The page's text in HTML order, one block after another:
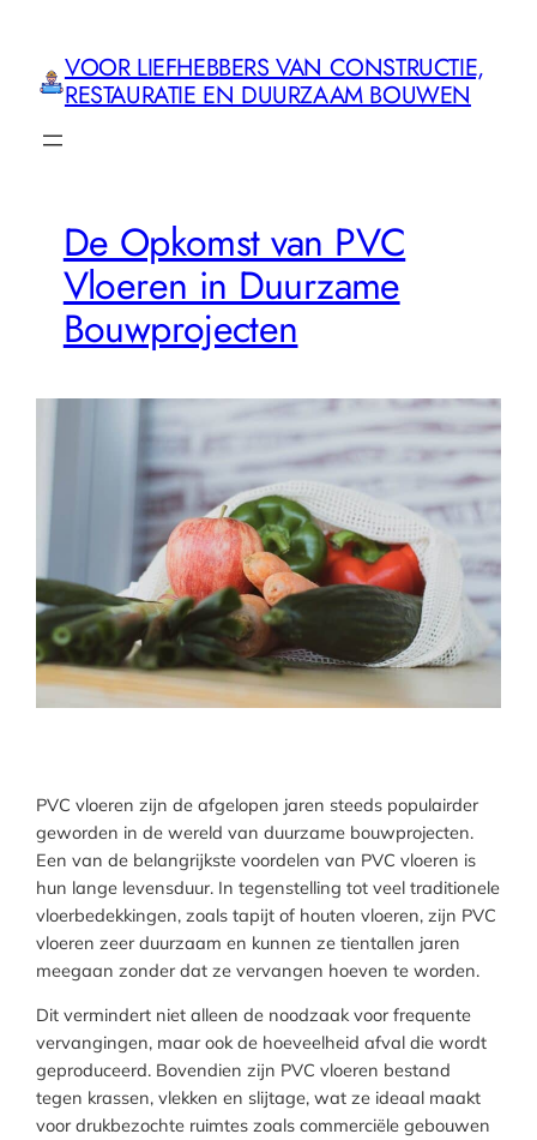
VOOR LIEFHEBBERS VAN CONSTRUCTIE,
RESTAURATIE EN DUURZAAM BOUWEN
De Opkomst van PVC
Vloeren in Duurzame
Bouwprojecten
PVC vloeren zijn de afgelopen jaren steeds populairder
geworden in de wereld van duurzame bouwprojecten.
Een van de belangrijkste voordelen van PVC vloeren is
hun lange levensduur. In tegenstelling tot veel traditionele
vloerbedekkingen, zoals tapijt of houten vloeren, zijn PVC
vloeren zeer duurzaam en kunnen ze tientallen jaren
meegaan zonder dat ze vervangen hoeven te worden.
Dit vermindert niet alleen de noodzaak voor frequente
vervangingen, maar ook de hoeveelheid afval die wordt
geproduceerd. Bovendien zijn PVC vloeren bestand
tegen krassen, vlekken en slijtage, wat ze ideaal maakt
voor drukbezochte ruimtes zoals commerciële gebouwen